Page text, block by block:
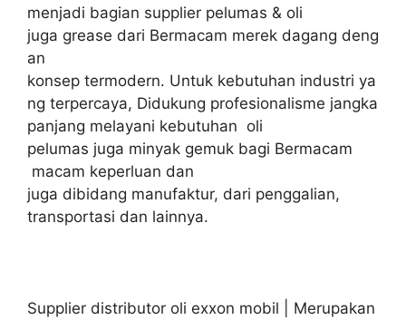
menjadi bagian supplier pelumas & oli
juga grease dari Bermacam merek dagang deng
an
konsep termodern. Untuk kebutuhan industri ya
ng terpercaya, Didukung profesionalisme jangka
panjang melayani kebutuhan oli
pelumas juga minyak gemuk bagi Bermacam
macam keperluan dan
juga dibidang manufaktur, dari penggalian,
transportasi dan lainnya.
Supplier distributor oli exxon mobil | Merupakan